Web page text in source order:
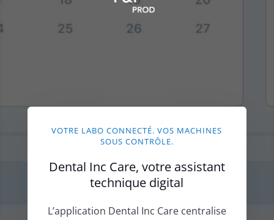
VOTRE LABO CONNECTÉ. VOS MACHINES
SOUS CONTRÔLE.
Dental Inc Care, votre assistant
technique digital
L’application Dental Inc Care centralise